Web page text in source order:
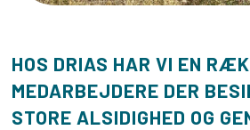
HOS DRIAS HAR VI EN
MEDARBEJDERE DER
STORE ALSIDIGHED OG